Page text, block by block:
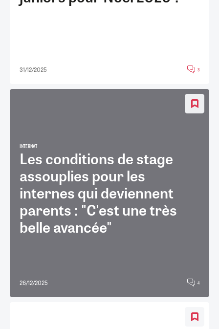
31/12/2025 3
INTERNAT
Les conditions de stage
assouplies pour les
internes qui deviennent
parents : "C'est une très
belle avancée"
26/12/2025 4